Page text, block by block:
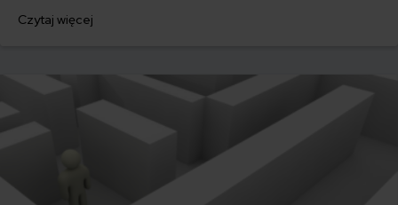
500 zł, inni – powyżej 1500 zł. Gdzie znaleźć najtańsze OC w Polsce
Czytaj więcej